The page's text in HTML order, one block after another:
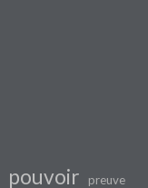
pouvoir preuve